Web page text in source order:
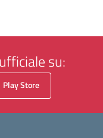
su:
Play Store